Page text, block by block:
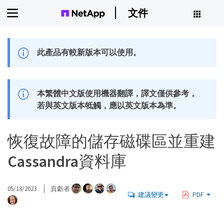
文件
此產品有較新版本可以使用。
本繁體中文版使用機器翻譯，譯文僅供參考，
若與英文版本牴觸，應以英文版本為準。
恢復故障的儲存磁碟區並重建
Cassandra資料庫
05/18/2023 貢獻者
建議變更 PDF